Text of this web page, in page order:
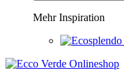
Mehr Inspiration